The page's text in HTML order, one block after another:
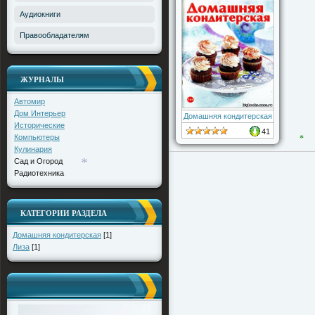
*
*
Домашняя кондитерская
41
Аудиокниги
Правообладателям
ЖУРНАЛЫ
Автомир
Дом Интерьер
Исторические
Компьютеры
Кулинария
Сад и Огород
Радиотехника
КАТЕГОРИИ РАЗДЕЛА
Домашняя кондитерская [1]
Лиза [1]